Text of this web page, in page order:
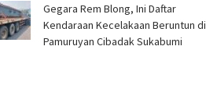
Gegara Rem Blong, Ini Daftar
Kendaraan Kecelakaan Beruntun di
Pamuruyan Cibadak Sukabumi